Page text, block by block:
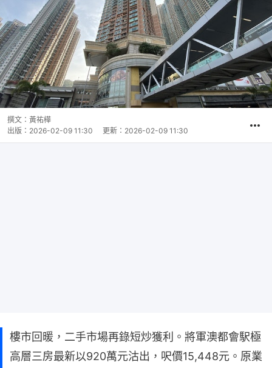
撰文： 黃祐樺
出版： 2026-02-09 11:30 更新： 2026-02-09 11:30
樓市回暖，二手市場再錄短炒獲利。將軍澳都會駅極
高層三房最新以920萬元沽出，呎價15,448元。原業